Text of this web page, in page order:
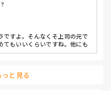
したのですが
」「昭和の思考っていう
キレるからね」と。
では絶対怒らないですけど
にしない方法…
ですよ。そんなくそ上司の元で
もいいくらいですね。他にも
思って、気にしない。
と見る